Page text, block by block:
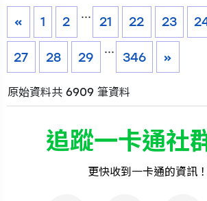
« 1 2
...
21 22 23
27 28 29
...
346 »
原始資料共 6909 筆資料
追蹤一卡通社
更快收到一卡通的資訊！